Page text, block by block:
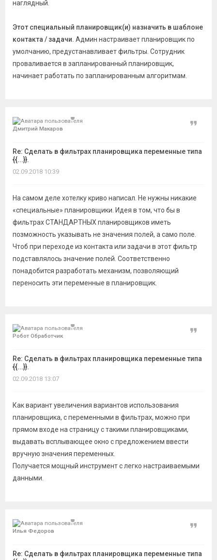
наглядный.
Этот специальный планировщик(и) назначить в шаблоне
контакта / задачи. Админ настраивает планировщик по
умолчанию, предустанавливает фильтры. Сотрудник
проваливается в запланированный планировщик,
начинает работать по запланированным алгоритмам.
Дмитрий Макаров
Re: Сделать в фильтрах планировщика переменные типа
{{...}}.
Цитата
02.09.2018 10:39
На самом деле хотелку криво написал. Не нужны никакие
«специальные» планировщики. Идея в том, что бы в
фильтрах СТАНДАРТНЫХ планировщиков иметь
позможность указывать не значения полей, а само поле.
Чтоб при переходе из контакта или задачи в этот фильтр
подставлялось значение полей. Соответственно
понадобится разработать механизм, позволяющий
переносить эти переменные в планировщик.
Робот Обработчик
Re: Сделать в фильтрах планировщика переменные типа
{{...}}.
Цитата
02.09.2018 13:07
Как вариант увеличения вариантов использования
планировщика, с переменными в фильтрах, можно при
прямом входе на страницу с такими планировщиками,
выдавать всплывающее окно с предложением ввести
вручную значения переменных.
Получается мощный инструмент с легко настраиваемыми
данными.
Илья Федоров
Re: Сделать в фильтрах планировщика переменные типа
Цитата